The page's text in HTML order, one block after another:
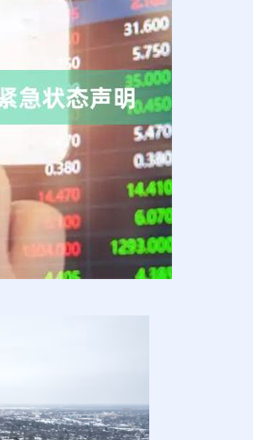
指 14311.01 200.89